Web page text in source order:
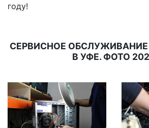
году!
СЕРВИСНОЕ
В УФЕ. ФОТО